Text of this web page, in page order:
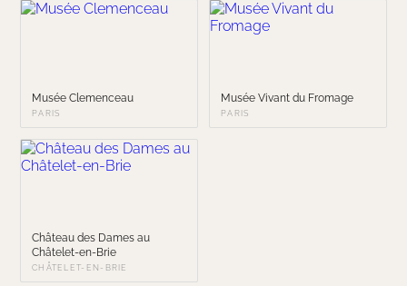
Musée Clemenceau
PARIS
Musée Vivant du Fromage
PARIS
Château des Dames au
Châtelet-en-Brie
CHÂTELET-EN-BRIE